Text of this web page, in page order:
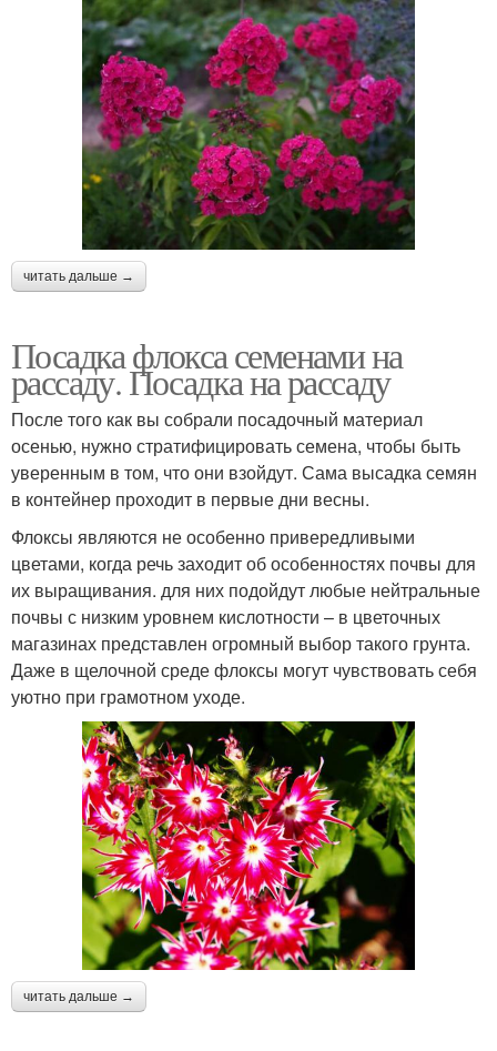
читать дальше →
Посадка флокса семенами на
рассаду. Посадка на рассаду
После того как вы собрали посадочный материал
осенью, нужно стратифицировать семена, чтобы быть
уверенным в том, что они взойдут. Сама высадка семян
в контейнер проходит в первые дни весны.
Флоксы являются не особенно привередливыми
цветами, когда речь заходит об особенностях почвы для
их выращивания. для них подойдут любые нейтральные
почвы с низким уровнем кислотности – в цветочных
магазинах представлен огромный выбор такого грунта.
Даже в щелочной среде флоксы могут чувствовать себя
уютно при грамотном уходе.
читать дальше →